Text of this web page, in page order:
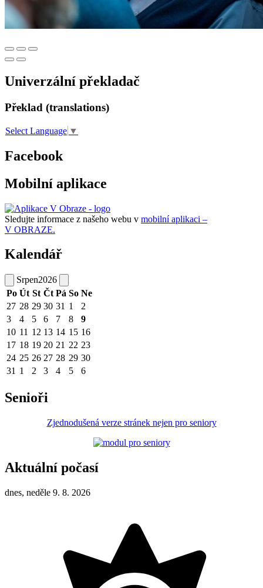
Univerzální překladač
Překlad (translations)
Select Language ▼
Facebook
Mobilní aplikace
Sledujte informace z našeho webu v mobilní aplikaci –
V OBRAZE.
Kalendář
Srpen2026
Po Út St Čt Pá So Ne
27 28 29 30 31 1
2
3
4 5 6 7 8
9
10 11 12 13 14 15 16
17 18 19 20 21 22 23
24 25 26 27 28 29 30
31 1 2 3 4 5 6
Senioři
Zjednodušená verze stránek nejen pro seniory
Aktuální počasí
dnes, neděle 9. 8. 2026